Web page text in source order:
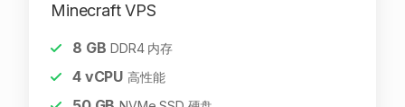
Minecraft VPS
8 GB DDR4 内存
4vCPU 高性能